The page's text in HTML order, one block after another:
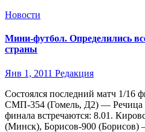
Новости
Мини-футбол. Определились
страны
Янв 1, 2011 Редакция
Состоялся последний матч 1/16
СМП-354 (Гомель, Д2) — Речица
финала встречаются: 8.01.
(Минск), Борисов-900 (Борисов)